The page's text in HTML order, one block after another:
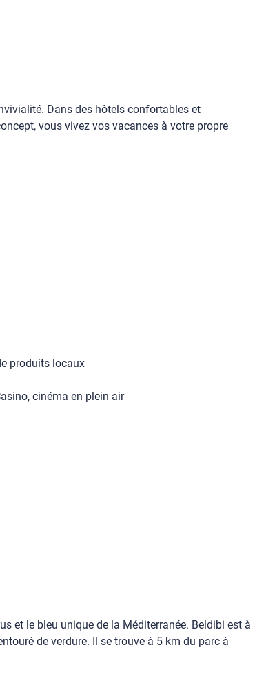
Dans des hôtels confortables et
vous vivez vos vacances à votre propre
produits locaux
cinéma en plein air
et le bleu unique de la Méditerranée. Beldibi est à
de verdure. Il se trouve à 5 km du parc à